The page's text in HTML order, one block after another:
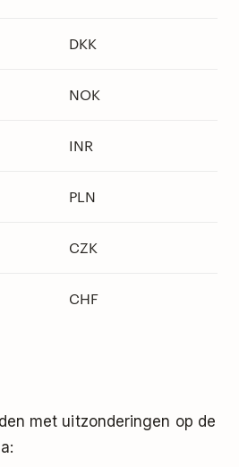
DKK
NOK
INR
PLN
CZK
CHF
met uitzonderingen op de